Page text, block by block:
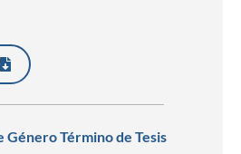
Género Término de Tesis